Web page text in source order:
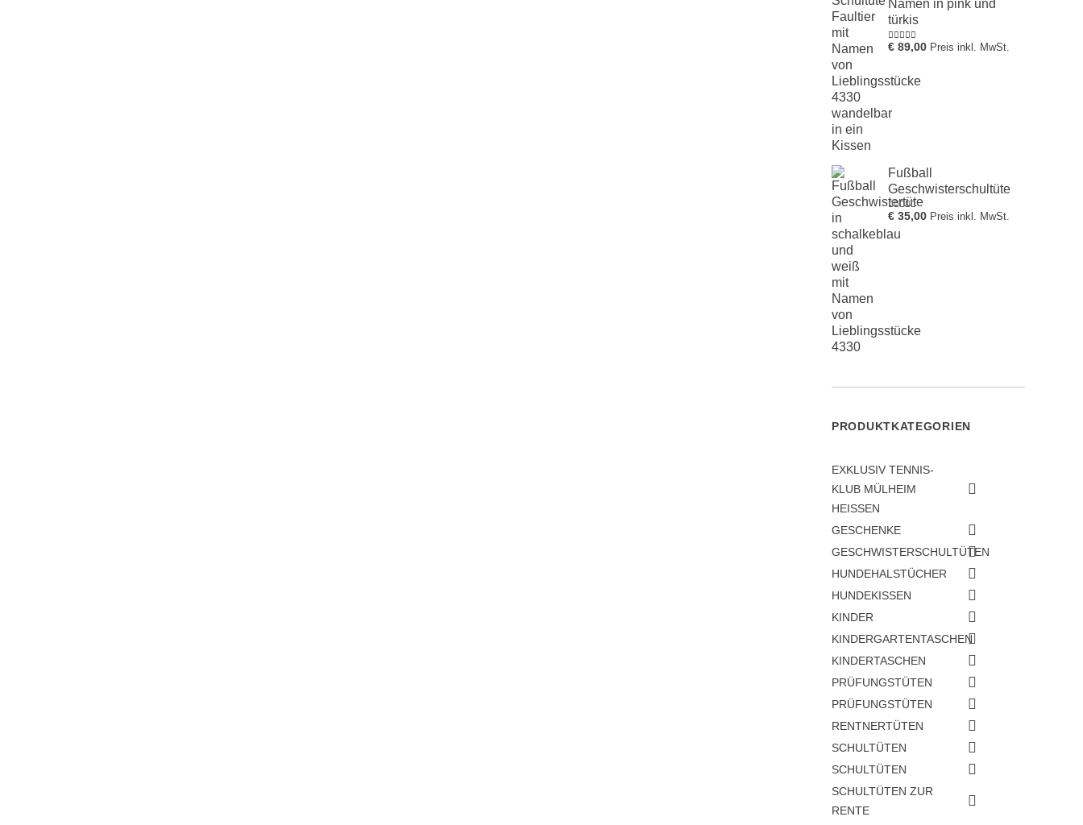
Namen in pink und
türkis
Bewertung
€89,00 Preis inkl. MwSt.
Fußball
Geschwisterschultüte
Bewertung
bis 5
€35,00 Preis inkl. MwSt.
PRODUKTKATEGORIEN
EXKLUSIV TENNIS-
KLUB MÜLHEIM
HEISSEN
GESCHENKE
GESCHWISTERSCHULTÜTEN
HUNDEHALSTÜCHER
HUNDEKISSEN
KINDER
KINDERGARTENTASCHEN
KINDERTASCHEN
PRÜFUNGSTÜTEN
PRÜFUNGSTÜTEN
RENTNERTÜTEN
SCHULTÜTEN
SCHULTÜTEN
SCHULTÜTEN ZUR
RENTE